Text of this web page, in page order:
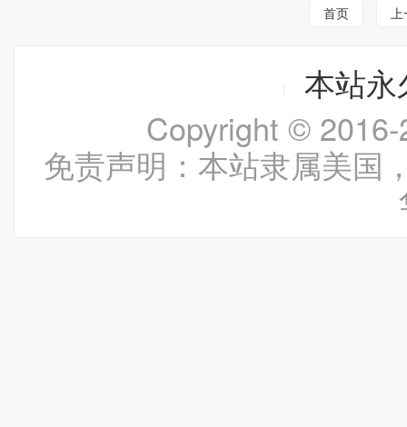
首页
上
本站
Copyright ©
免责声明：本站隶属美国